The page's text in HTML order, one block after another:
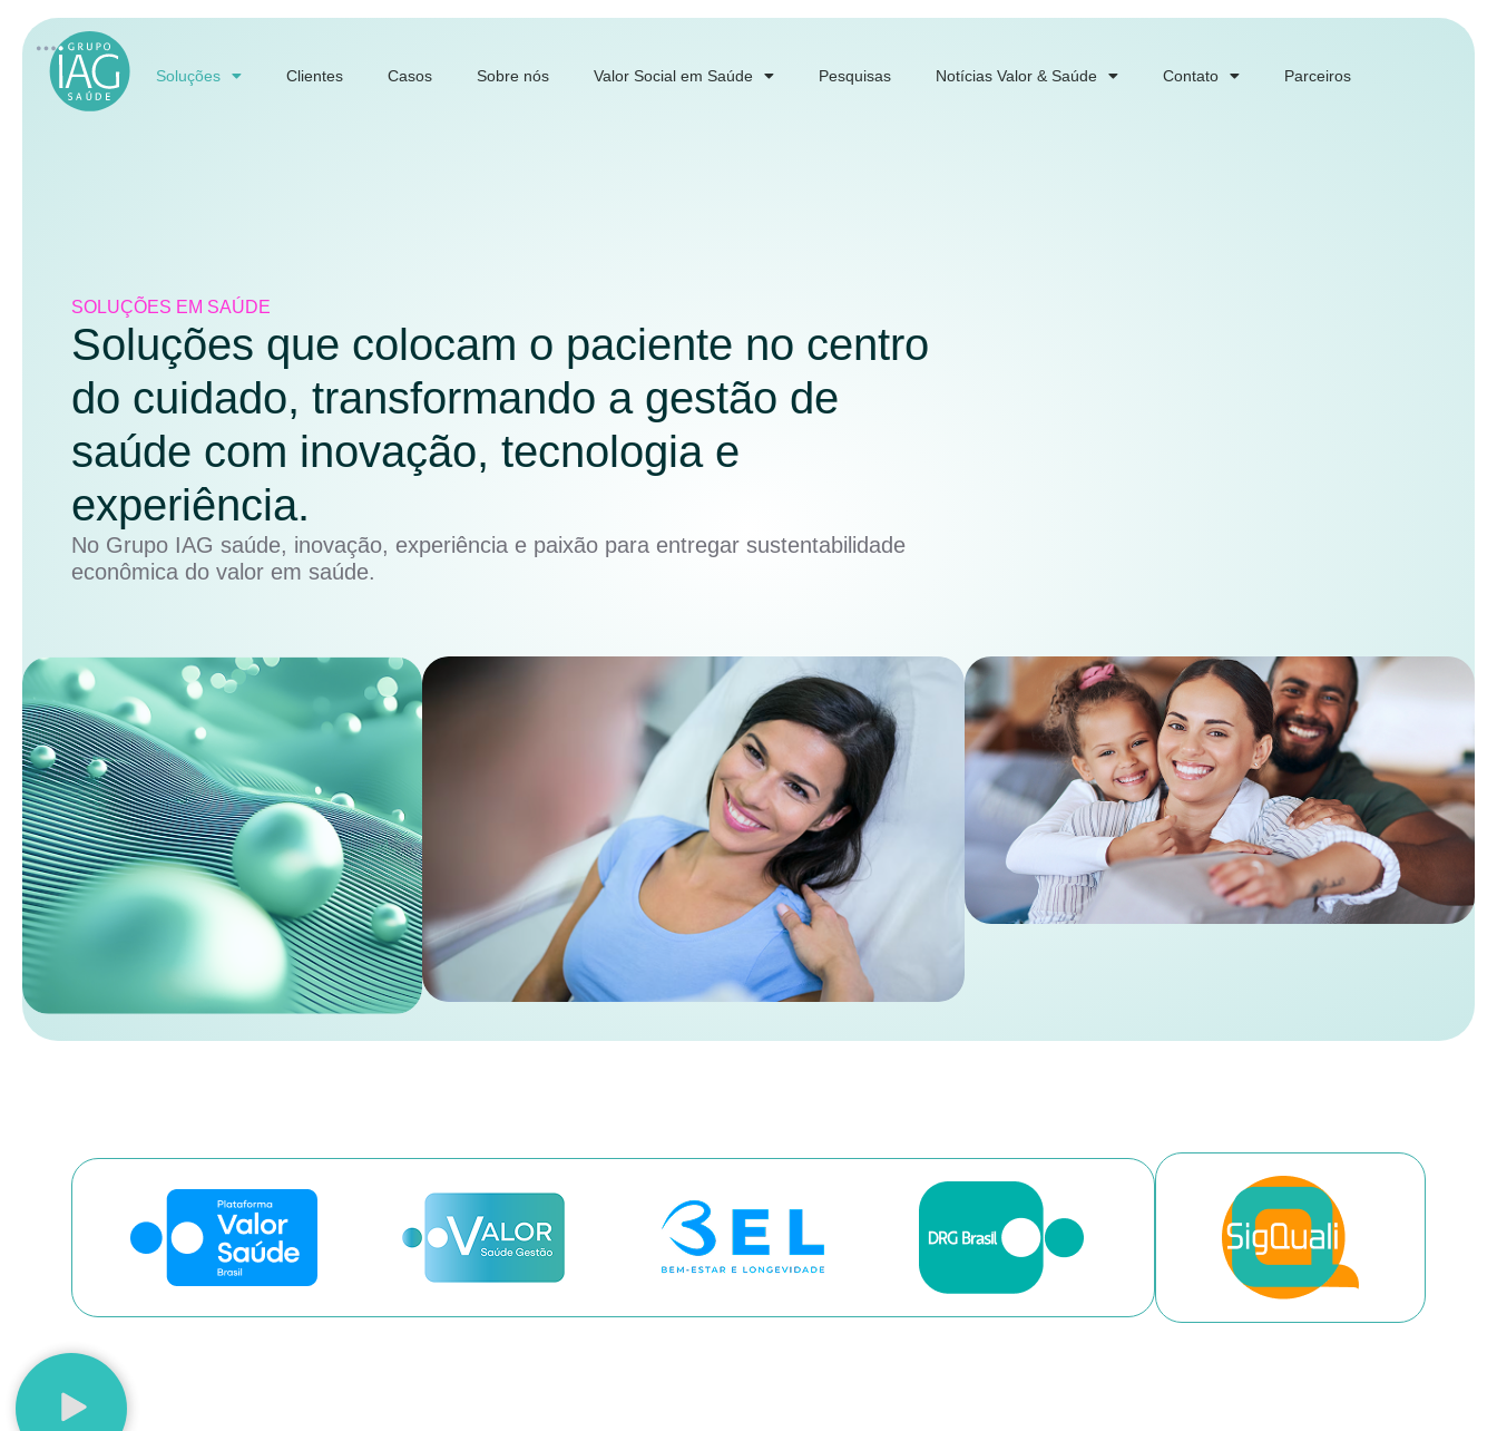
Soluções Clientes Casos Sobre nós Valor Social em Saúde Pesquisas Notícias Valor & Saúde Contato Parceiros
SOLUÇÕES EM SAÚDE
Soluções que colocam o paciente no centro
do cuidado, transformando a gestão de
saúde com inovação, tecnologia e
experiência.
No Grupo IAG saúde, inovação, experiência e paixão para entregar sustentabilidade
econômica do valor em saúde.